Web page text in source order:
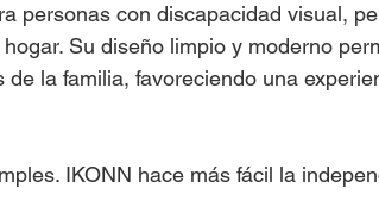
personas con discapacidad visual,
Su diseño limpio y moderno
la familia, favoreciendo una
IKONN hace más fácil la